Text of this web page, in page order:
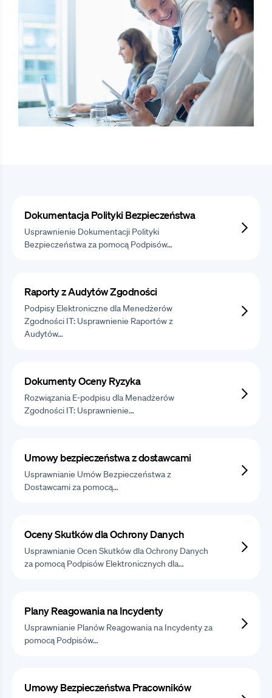
Dokumentacja Polityki Bezpieczeństwa
Usprawnienie Dokumentacji Polityki
Bezpieczeństwa za pomocą Podpisów…
Raporty z Audytów Zgodności
Podpisy Elektroniczne dla Menedżerów
Zgodności IT: Usprawnienie Raportów z
Audytów…
Dokumenty Oceny Ryzyka
Rozwiązania E-podpisu dla Menadżerów
Zgodności IT: Usprawnienie…
Umowy bezpieczeństwa z dostawcami
Usprawnianie Umów Bezpieczeństwa z
Dostawcami za pomocą…
Oceny Skutków dla Ochrony Danych
Usprawnianie Ocen Skutków dla Ochrony Danych
za pomocą Podpisów Elektronicznych dla…
Plany Reagowania na Incydenty
Usprawnianie Planów Reagowania na Incydenty za
pomocą Podpisów…
Umowy Bezpieczeństwa Pracowników